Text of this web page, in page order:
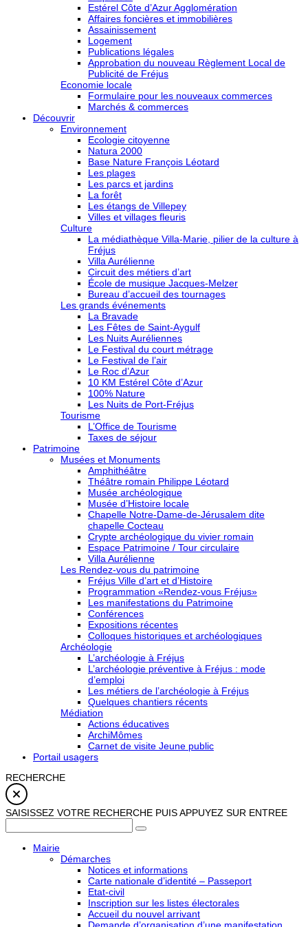
Estérel Côte d’Azur Agglomération
Affaires foncières et immobilières
Assainissement
Logement
Publications légales
Approbation du nouveau Règlement Local de
Publicité de Fréjus
Economie locale
Formulaire pour les nouveaux commerces
Marchés & commerces
Découvrir
Environnement
Ecologie citoyenne
Natura 2000
Base Nature François Léotard
Les plages
Les parcs et jardins
La forêt
Les étangs de Villepey
Villes et villages fleuris
Culture
La médiathèque Villa-Marie, pilier de la culture à
Fréjus
Villa Aurélienne
Circuit des métiers d’art
École de musique Jacques-Melzer
Bureau d’accueil des tournages
Les grands événements
La Bravade
Les Fêtes de Saint-Aygulf
Les Nuits Auréliennes
Le Festival du court métrage
Le Festival de l’air
Le Roc d’Azur
10 KM Estérel Côte d’Azur
100% Nature
Les Nuits de Port-Fréjus
Tourisme
L’Office de Tourisme
Taxes de séjour
Patrimoine
Musées et Monuments
Amphithéâtre
Théâtre romain Philippe Léotard
Musée archéologique
Musée d’Histoire locale
Chapelle Notre-Dame-de-Jérusalem dite
chapelle Cocteau
Crypte archéologique du vivier romain
Espace Patrimoine / Tour circulaire
Villa Aurélienne
Les Rendez-vous du patrimoine
Fréjus Ville d’art et d’Histoire
Programmation «Rendez-vous Fréjus»
Les manifestations du Patrimoine
Conférences
Expositions récentes
Colloques historiques et archéologiques
Archéologie
L’archéologie à Fréjus
L’archéologie préventive à Fréjus : mode
d’emploi
Les métiers de l’archéologie à Fréjus
Quelques chantiers récents
Médiation
Actions éducatives
ArchiMômes
Carnet de visite Jeune public
Portail usagers
RECHERCHE
SAISISSEZ VOTRE RECHERCHE PUIS APPUYEZ SUR ENTREE
Mairie
Démarches
Notices et informations
Carte nationale d’identité – Passeport
Etat-civil
Inscription sur les listes électorales
Accueil du nouvel arrivant